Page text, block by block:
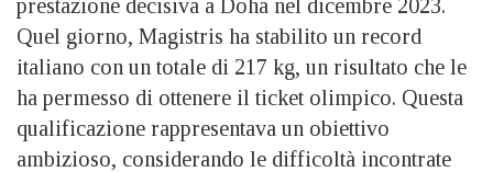
prestazione decisiva a Doha nel dicembre 2023.
Quel giorno, Magistris ha stabilito un record
italiano con un totale di 217 kg, un risultato che le
ha permesso di ottenere il ticket olimpico. Questa
qualificazione rappresentava un obiettivo
ambizioso, considerando le difficoltà incontrate